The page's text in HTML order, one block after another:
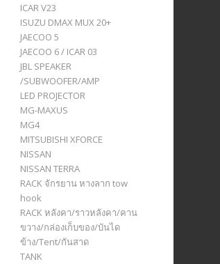
ICAR V23
ISUZU DMAX MUX 20+
JAECOO 5
JAECOO 6 / ICAR 03
JBL SPEAKER
/SUBWOOFER/AMP
LED PROJECTOR
MG-MAXUS
MG4
MITSUBISHI XFORCE
NISSAN
NISSAN TERRA
RACK จักรยาน หางลาก tow
hook
RACK หลังคา/ราวหลังคา/คาน
ขวาง/กล่องเก็บของ/บันได
ข้าง/Tent/กันสาด
TANK